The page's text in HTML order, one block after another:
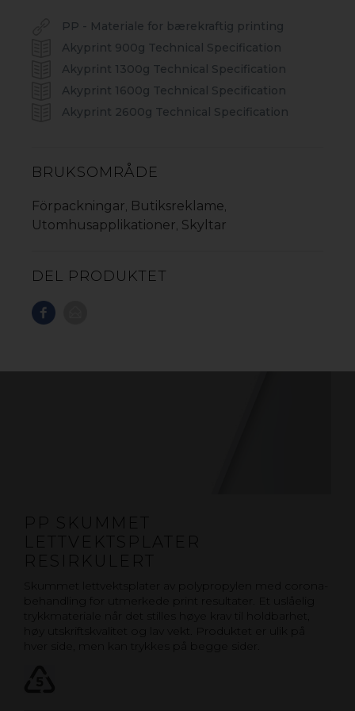
PP - Materiale for bærekraftig printing
Akyprint 900g Technical Specification
Akyprint 1300g Technical Specification
Akyprint 1600g Technical Specification
Akyprint 2600g Technical Specification
BRUKSOMRÅDE
Förpackningar, Butiksreklame,
Utomhusapplikationer, Skyltar
DEL PRODUKTET
AKYLITE 3R REC
AKYPRINT
AKYBOARD
PP SKUMMET
LETTVEKTSPLATER
RESIRKULERT
Skummet lettvektsplater av polypropylen med corona-
behandling for utmerkede print resultater. Et uslåelig
trykkmateriale når det stilles høye krav til holdbarhet,
høy utskriftskvalitet og lav vekt. Produktet er ulik på
hver side, men kan trykkes på begge sider.